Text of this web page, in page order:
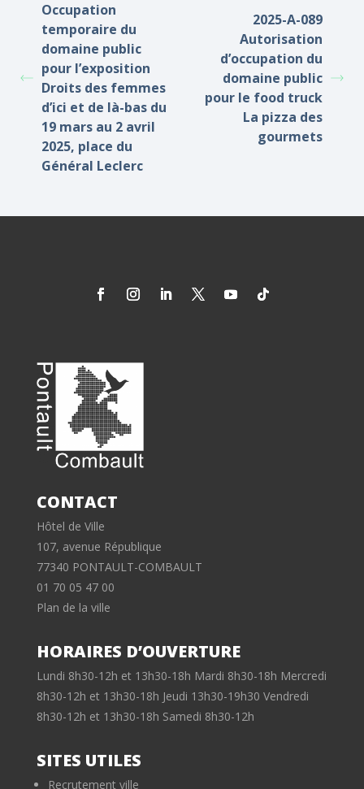
Occupation
temporaire du
domaine public
pour l’exposition
Droits des femmes
d’ici et de là-bas du
19 mars au 2 avril
2025, place du
Général Leclerc
2025-A-089
Autorisation
d’occupation du
domaine public
pour le food truck
La pizza des
gourmets
CONTACT
Hôtel de Ville
107, avenue République
77340 PONTAULT-COMBAULT
01 70 05 47 00
Plan de la ville
HORAIRES D’OUVERTURE
Lundi 8h30-12h et 13h30-18h Mardi 8h30-18h Mercredi
8h30-12h et 13h30-18h Jeudi 13h30-19h30 Vendredi
8h30-12h et 13h30-18h Samedi 8h30-12h
SITES UTILES
Recrutement ville